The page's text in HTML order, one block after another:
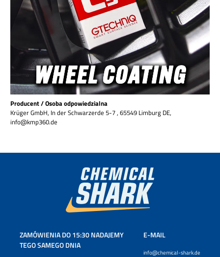
Producent / Osoba odpowiedzialna
Krüger GmbH, In der Schwarzerde 5-7 , 65549 Limburg DE,
info@kmp360.de
ZAMÓWIENIA DO 15:30 NADAJEMY
TEGO SAMEGO DNIA
E-MAIL
info@chemical-shark.de